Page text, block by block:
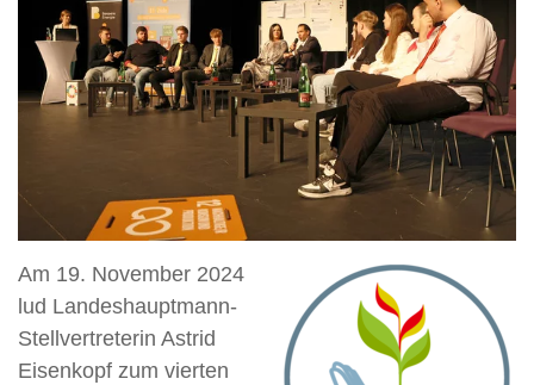
Am 19. November 2024
lud Landeshauptmann-
Stellvertreterin Astrid
Eisenkopf zum vierten